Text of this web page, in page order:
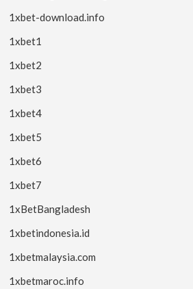
1xbet-download.info
1xbet1
1xbet2
1xbet3
1xbet4
1xbet5
1xbet6
1xbet7
1xBetBangladesh
1xbetindonesia.id
1xbetmalaysia.com
1xbetmaroc.info